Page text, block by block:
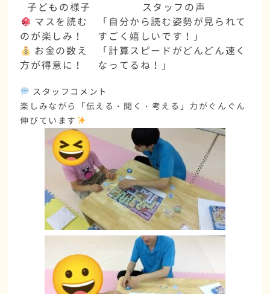
子どもの様子
スタッフの声
マスを読む
のが楽しみ！
「自分から読む姿勢が見られて
すごく嬉しいです！」
お金の数え
方が得意に！
「計算スピードがどんどん速く
なってるね！」
スタッフコメント
楽しみながら「伝える・聞く・考える」力がぐんぐん
伸びています